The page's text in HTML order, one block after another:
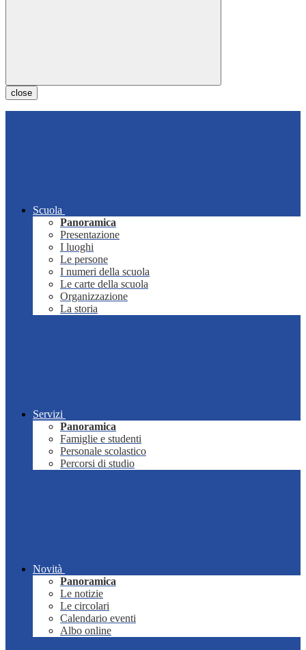
close
Scuola
Panoramica
Presentazione
I luoghi
Le persone
I numeri della scuola
Le carte della scuola
Organizzazione
La storia
Servizi
Panoramica
Famiglie e studenti
Personale scolastico
Percorsi di studio
Novità
Panoramica
Le notizie
Le circolari
Calendario eventi
Albo online